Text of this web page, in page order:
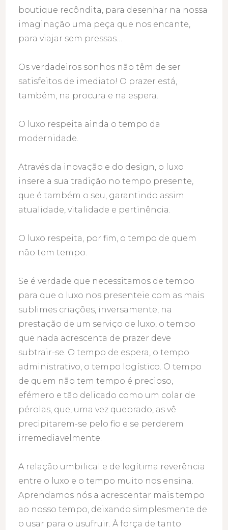
boutique recôndita, para desenhar na nossa
imaginação uma peça que nos encante,
para viajar sem pressas…
Os verdadeiros sonhos não têm de ser
satisfeitos de imediato! O prazer está,
também, na procura e na espera.
O luxo respeita ainda o tempo da
modernidade.
Através da inovação e do design, o luxo
insere a sua tradição no tempo presente,
que é também o seu, garantindo assim
atualidade, vitalidade e pertinência.
O luxo respeita, por fim, o tempo de quem
não tem tempo.
Se é verdade que necessitamos de tempo
para que o luxo nos presenteie com as mais
sublimes criações, inversamente, na
prestação de um serviço de luxo, o tempo
que nada acrescenta de prazer deve
subtrair-se. O tempo de espera, o tempo
administrativo, o tempo logístico. O tempo
de quem não tem tempo é precioso,
efémero e tão delicado como um colar de
pérolas, que, uma vez quebrado, as vê
precipitarem-se pelo fio e se perderem
irremediavelmente.
A relação umbilical e de legítima reverência
entre o luxo e o tempo muito nos ensina.
Aprendamos nós a acrescentar mais tempo
ao nosso tempo, deixando simplesmente de
o usar para o usufruir. À força de tanto